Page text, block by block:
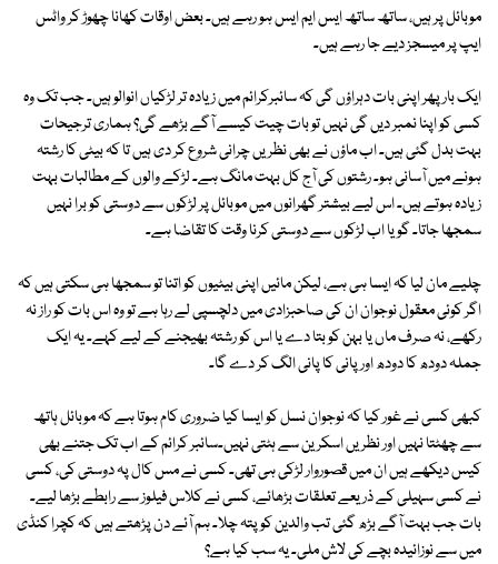
موبائل پر ہیں، ساتھ ساتھ ایس ایم ایس ہو رہے ہیں۔ بعض اوقات کھانا چھوڑ کر واٹس
ایپ پر میسجز دیے جا رہے ہیں۔
ایک بار پھر اپنی بات دہراؤں گی کہ سائبرکرائم میں زیادہ تر لڑکیاں انوالو ہیں۔ جب تک وہ
کسی کو اپنا نمبر دیں گی نہیں تو بات چیت کیسے آگے بڑھے گی؟ ہماری ترجیحات
بہت بدل گئی ہیں۔ اب ماؤں نے بھی نظریں چرانی شروع کر دی ہیں تا کہ بیٹی کا رشتہ
ہونے میں آسانی ہو۔ رشتوں کی آج کل بہت مانگ ہے۔ لڑکے والوں کے مطالبات بہت
زیادہ ہوتے ہیں۔ اس لیے بیشتر گھرانوں میں موبائل پر لڑکوں سے دوستی کو برا نہیں
سمجھا جاتا۔ گویا اب لڑکوں سے دوستی کرنا وقت کا تقاضا ہے۔
چلیے مان لیا کہ ایسا ہی ہے، لیکن مائیں اپنی بیٹیوں کو اتنا تو سمجھا ہی سکتی ہیں کہ
اگر کوئی معقول نوجوان ان کی صاحبزادی میں دلچسپی لے رہا ہے تو وہ اس بات کو راز نہ
رکھے، نہ صرف ماں یا بہن کو بتا دے یا اس کو رشتہ بھیجنے کے لیے کہے۔ یہ ایک
جملہ دودھ کا دودھ اور پانی کا پانی الگ کر دے گا۔
کبھی کسی نے غور کیا کہ نوجوان نسل کو ایسا کیا ضروری کام ہوتا ہے کہ موبائل ہاتھ
سے چھٹتا نہیں اور نظریں اسکرین سے ہٹتی نہیں۔سائبر کرائم کے اب تک جتنے بھی
کیس دیکھے ہیں ان میں قصوروار لڑکی ہی تھی۔ کسی نے مس کال پہ دوستی کی، کسی
نے کسی سہیلی کے ذریعے تعلقات بڑھائے، کسی نے کلاس فیلوز سے رابطے بڑھا لیے۔
بات جب بہت آگے بڑھ گئی تب والدین کو پتہ چلا۔ ہم آئے دن پڑھتے ہیں کہ کچرا کنڈی
میں سے نوزائیدہ بچے کی لاش ملی۔ یہ سب کیا ہے؟